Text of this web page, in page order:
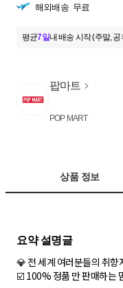
해외배송 무료
평균7일내 배송 시작 (주말,
팝마트
POP MART
상품 정보
요약 설명글
💎 전 세계 여러분들의 취
☑️ 100% 정품 만 판매하는